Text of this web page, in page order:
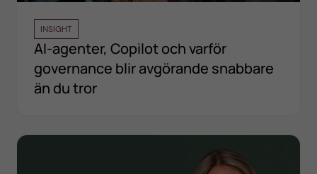
INSIGHT
AI-agenter, Copilot och varför
governance blir avgörande snabbare
än du tror